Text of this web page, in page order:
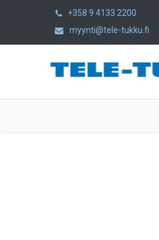
+358 9 4133 2200
myynti@tele-tukku.fi